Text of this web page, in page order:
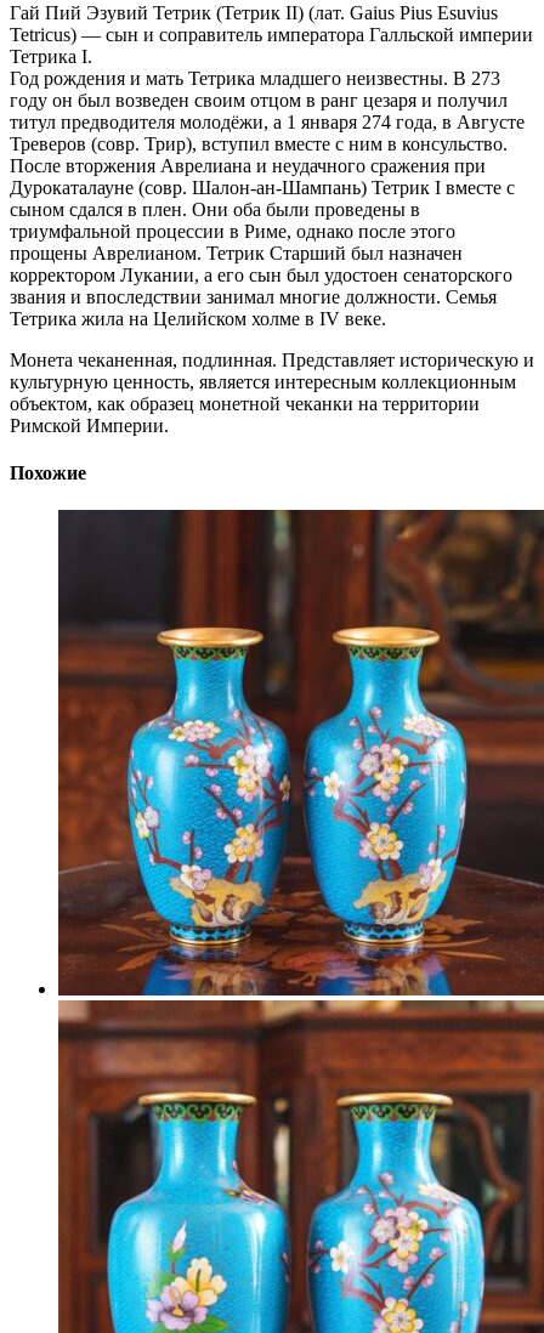
Гай Пий Эзувий Тетрик (Тетрик II) (лат. Gaius Pius Esuvius
Tetricus) — сын и соправитель императора Галльской империи
Тетрика I.
Год рождения и мать Тетрика младшего неизвестны. В 273
году он был возведен своим отцом в ранг цезаря и получил
титул предводителя молодёжи, а 1 января 274 года, в Августе
Треверов (совр. Трир), вступил вместе с ним в консульство.
После вторжения Аврелиана и неудачного сражения при
Дурокаталауне (совр. Шалон-ан-Шампань) Тетрик I вместе с
сыном сдался в плен. Они оба были проведены в
триумфальной процессии в Риме, однако после этого
прощены Аврелианом. Тетрик Старший был назначен
корректором Лукании, а его сын был удостоен сенаторского
звания и впоследствии занимал многие должности. Семья
Тетрика жила на Целийском холме в IV веке.
Монета чеканенная, подлинная. Представляет историческую и
культурную ценность, является интересным коллекционным
объектом, как образец монетной чеканки на территории
Римской Империи.
Похожие